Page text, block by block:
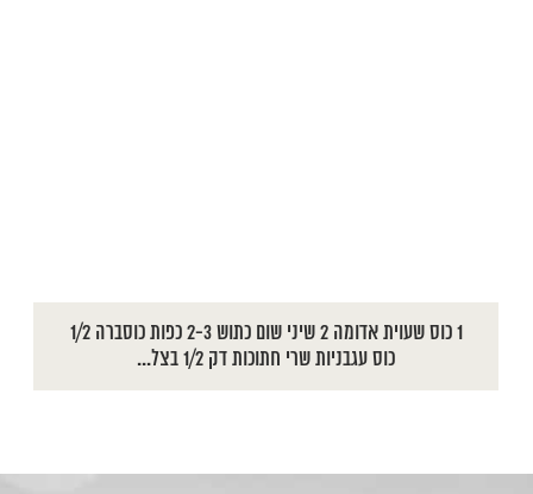
1 כוס שעוית אדומה 2 שיני שום כתוש 2-3 כפות כוסברה 1/2
כוס עגבניות שרי חתוכות דק 1/2 בצל...